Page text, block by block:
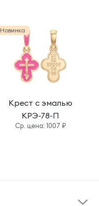
Новинка
Крест с эмалью
КРЭ-78-П
Cр. цена: 1007 ₽